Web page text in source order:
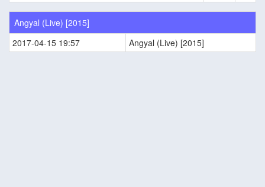
Angyal (Live) [2015]
2017-04-15 19:57
Angyal (Live) [2015]